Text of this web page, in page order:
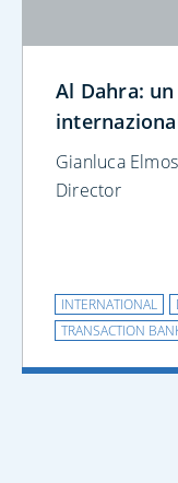
Al Dahra:
Gianluca
Director
INTERNATIONAL
TRANSACTION